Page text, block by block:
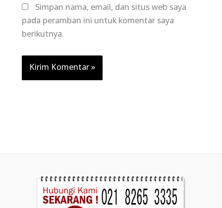
Simpan nama, email, dan situs web saya
pada peramban ini untuk komentar saya
berikutnya.